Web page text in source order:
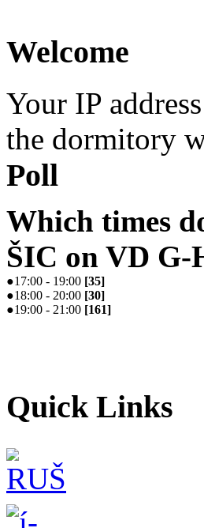
Welcome
Your IP
the dormitory
Poll
Which times
ŠIC on VD G-
●17:00 - 19:00 [35]
●18:00 - 20:00 [30]
●19:00 - 21:00 [161]
Quick Links